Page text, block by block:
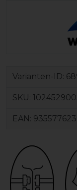
Varianten-ID:
SKU:
EAN: